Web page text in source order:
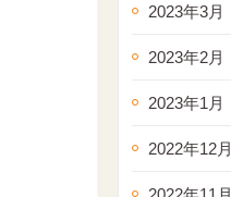
2023年3月
2023年2月
2023年1月
2022年12月